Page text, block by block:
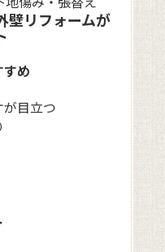
壁リフォームが
め
目立つ